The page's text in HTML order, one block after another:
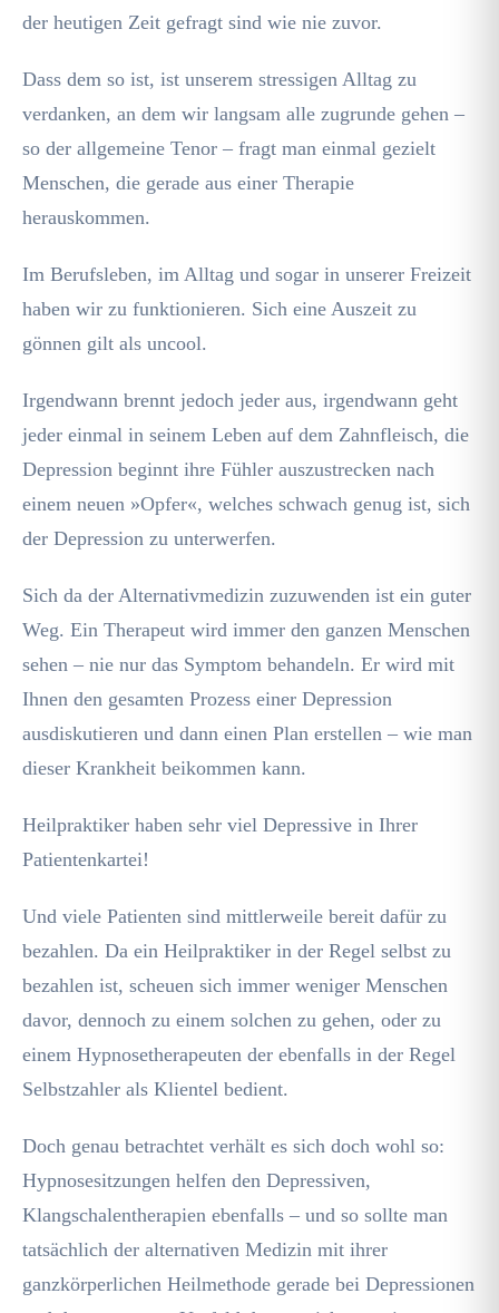
der heutigen Zeit gefragt sind wie nie zuvor.
Dass dem so ist, ist unserem stressigen Alltag zu
verdanken, an dem wir langsam alle zugrunde gehen –
so der allgemeine Tenor – fragt man einmal gezielt
Menschen, die gerade aus einer Therapie
herauskommen.
Im Berufsleben, im Alltag und sogar in unserer Freizeit
haben wir zu funktionieren. Sich eine Auszeit zu
gönnen gilt als uncool.
Irgendwann brennt jedoch jeder aus, irgendwann geht
jeder einmal in seinem Leben auf dem Zahnfleisch, die
Depression beginnt ihre Fühler auszustrecken nach
einem neuen »Opfer«, welches schwach genug ist, sich
der Depression zu unterwerfen.
Sich da der Alternativmedizin zuzuwenden ist ein guter
Weg. Ein Therapeut wird immer den ganzen Menschen
sehen – nie nur das Symptom behandeln. Er wird mit
Ihnen den gesamten Prozess einer Depression
ausdiskutieren und dann einen Plan erstellen – wie man
dieser Krankheit beikommen kann.
Heilpraktiker haben sehr viel Depressive in Ihrer
Patientenkartei!
Und viele Patienten sind mittlerweile bereit dafür zu
bezahlen. Da ein Heilpraktiker in der Regel selbst zu
bezahlen ist, scheuen sich immer weniger Menschen
davor, dennoch zu einem solchen zu gehen, oder zu
einem Hypnosetherapeuten der ebenfalls in der Regel
Selbstzahler als Klientel bedient.
Doch genau betrachtet verhält es sich doch wohl so:
Hypnosesitzungen helfen den Depressiven,
Klangschalentherapien ebenfalls – und so sollte man
tatsächlich der alternativen Medizin mit ihrer
ganzkörperlichen Heilmethode gerade bei Depressionen